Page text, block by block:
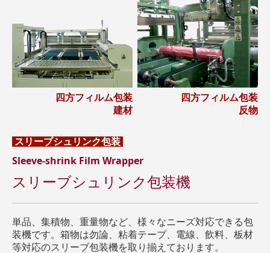
四方フィルム包装
建材
四方フィルム包装
反物
スリーブシュリンク包装
Sleeve-shrink Film Wrapper
スリーブシュリンク包装機
単品、集積物、重量物など、様々なニーズ対応できる包
装機です。箱物は勿論、粘着テープ、電線、飲料、板材
等対応のスリーブ包装機を取り揃えております。